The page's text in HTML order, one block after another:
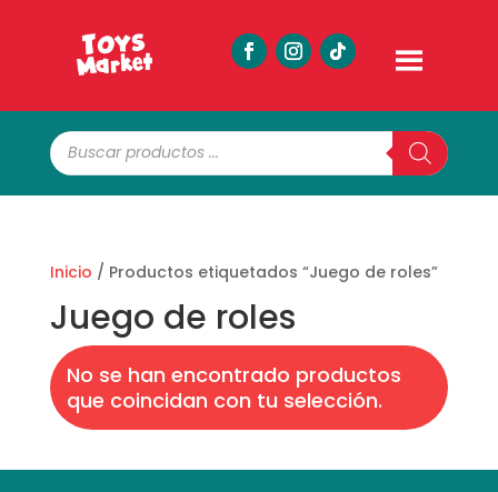
Búsqueda
de
productos
Inicio / Productos etiquetados “Juego de roles”
Juego de roles
No se han encontrado productos
que coincidan con tu selección.